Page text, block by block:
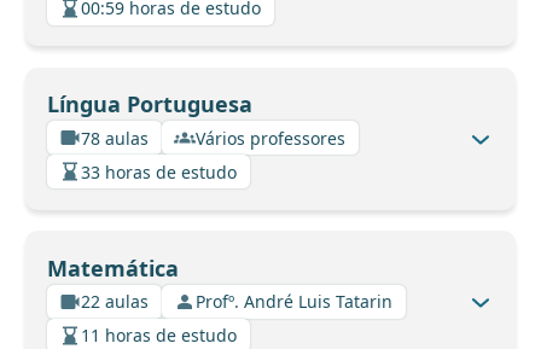
00:59 horas de estudo
Língua Portuguesa
78 aulas
Vários professores
33 horas de estudo
Matemática
22 aulas
Profº. André Luis Tatarin
11 horas de estudo